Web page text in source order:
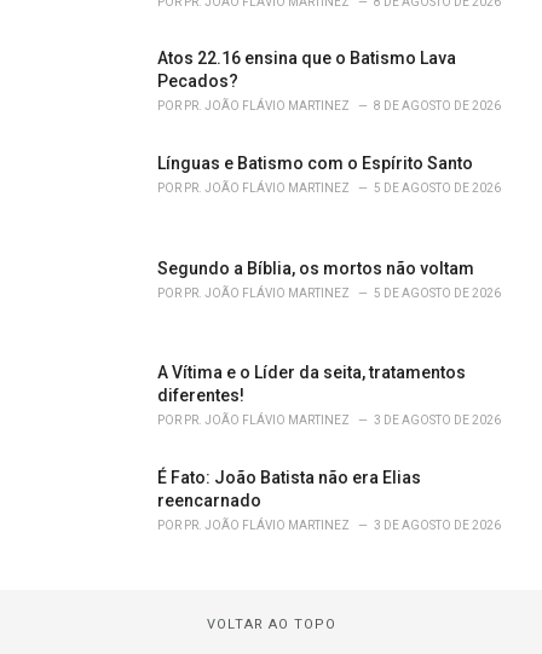
Atos 22.16 ensina que o Batismo Lava
Pecados?
POR PR. JOÃO FLÁVIO MARTINEZ 8 DE AGOSTO DE 2026
Línguas e Batismo com o Espírito Santo
POR PR. JOÃO FLÁVIO MARTINEZ 5 DE AGOSTO DE 2026
Segundo a Bíblia, os mortos não voltam
POR PR. JOÃO FLÁVIO MARTINEZ 5 DE AGOSTO DE 2026
A Vítima e o Líder da seita, tratamentos
diferentes!
POR PR. JOÃO FLÁVIO MARTINEZ 3 DE AGOSTO DE 2026
É Fato: João Batista não era Elias
reencarnado
POR PR. JOÃO FLÁVIO MARTINEZ 3 DE AGOSTO DE 2026
VOLTAR AO TOPO